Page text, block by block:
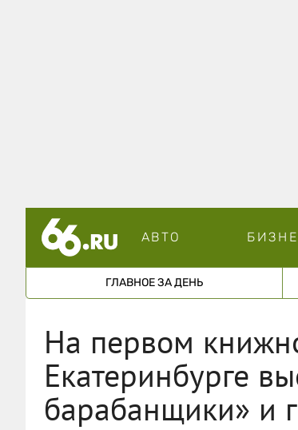
АВТО
ГЛАВНОЕ ЗА ДЕНЬ
На первом
Екатеринбурге
барабанщики» и